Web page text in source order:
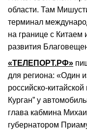
области. Там
терминал
на границе с Китаем
развития
«ТЕЛЕПОРТ.РФ»
для региона: «Один
российско-
Курган” у
глава кабмина
губернатором